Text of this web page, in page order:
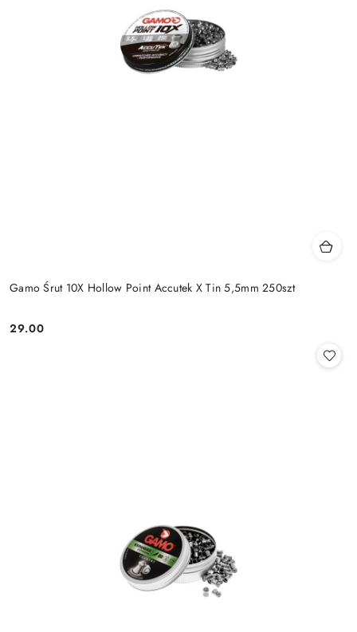
Gamo Śrut 10X Hollow Point Accutek X Tin 5,5mm 250szt
Cena:
29.00